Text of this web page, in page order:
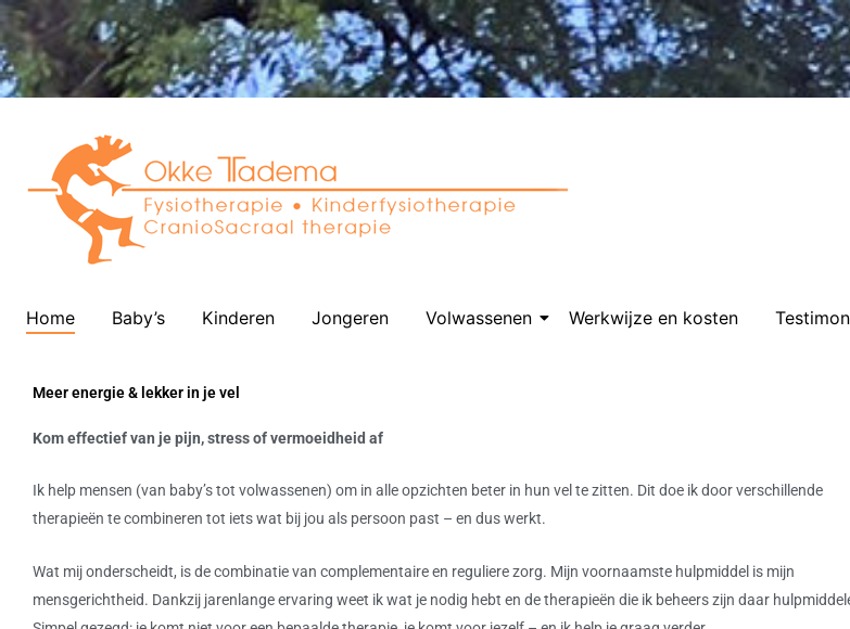
Home Baby’s Kinderen Jongeren Volwassenen Werkwijze en kosten
Meer energie & lekker in je vel
Kom effectief van je pijn, stress of vermoeidheid af
Ik help mensen (van baby’s tot volwassenen) om in alle opzichten beter in hun vel te zitten. Dit doe ik door verschillende
therapieën te combineren tot iets wat bij jou als persoon past – en dus werkt.
Wat mij onderscheidt, is de combinatie van complementaire en reguliere zorg. Mijn voornaamste hulpmiddel is mijn
mensgerichtheid. Dankzij jarenlange ervaring weet ik wat je nodig hebt en de therapieën die ik beheers zijn daar